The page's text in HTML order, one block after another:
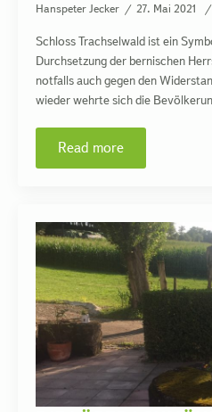
Hanspeter Jecker 27. Mai 2021
Schloss Trachselwald ist ein
Durchsetzung der bernischen
notfalls auch gegen den
wieder wehrte sich die
Read more